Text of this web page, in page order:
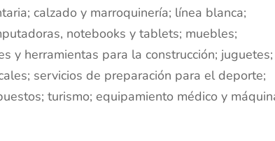
calzado y marroquinería; línea blanca;
notebooks y tablets; muebles;
y herramientas para la construcción; juguetes;
servicios de preparación para el deporte;
turismo; equipamiento médico y